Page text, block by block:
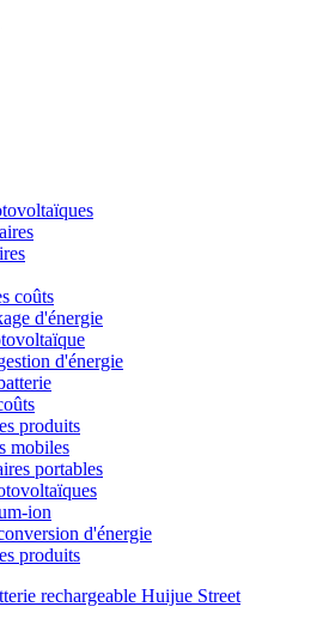
coûts
d'énergie
d'énergie
produits
mobiles
portables
ion
d'énergie
produits
rechargeable Huijue Street